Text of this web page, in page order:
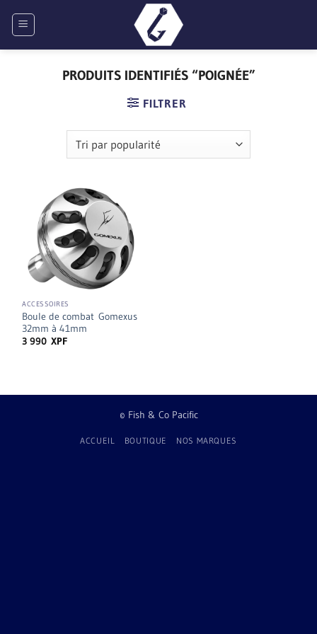
PRODUITS IDENTIFIÉS “POIGNÉE”
FILTRER
ACCESSOIRES
Boule de combat Gomexus
32mm à 41mm
3 990XPF
© Fish & Co Pacific
ACCUEIL BOUTIQUE NOS MARQUES